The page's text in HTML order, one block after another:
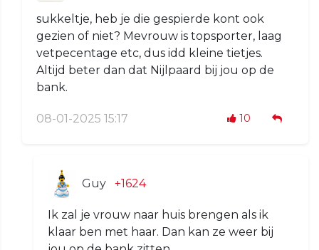
sukkeltje, heb je die gespierde kont ook
gezien of niet? Mevrouw is topsporter, laag
vetpecentage etc, dus idd kleine tietjes.
Altijd beter dan dat Nijlpaard bij jou op de
bank.
08-01-2025 15:17 10
Guy +1624
Ik zal je vrouw naar huis brengen als ik
klaar ben met haar. Dan kan ze weer bij